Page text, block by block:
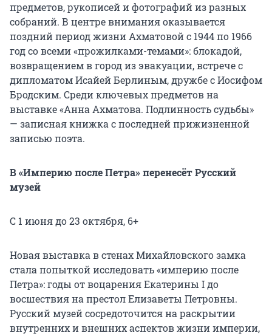
предметов, рукописей и фотографий из разных
собраний. В центре внимания оказывается
поздний период жизни Ахматовой с 1944 по 1966
год со всеми «прожилками-темами»: блокадой,
возвращением в город из эвакуации, встрече с
дипломатом Исайей Берлиным, дружбе с Иосифом
Бродским. Среди ключевых предметов на
выставке «Анна Ахматова. Подлинность судьбы»
— записная книжка с последней прижизненной
записью поэта.
В «Империю после Петра» перенесёт Русский
музей
С 1 июня до 23 октября, 6+
Новая выставка в стенах Михайловского замка
стала попыткой исследовать «империю после
Петра»: годы от воцарения Екатерины I до
восшествия на престол Елизаветы Петровны.
Русский музей сосредоточится на раскрытии
внутренних и внешних аспектов жизни империи,